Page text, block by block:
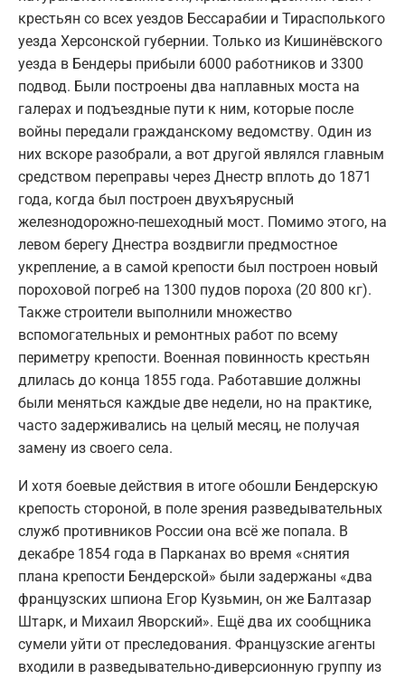
крестьян со всех уездов Бессарабии и Тирасполького
уезда Херсонской губернии. Только из Кишинёвского
уезда в Бендеры прибыли 6000 работников и 3300
подвод. Были построены два наплавных моста на
галерах и подъездные пути к ним, которые после
войны передали гражданскому ведомству. Один из
них вскоре разобрали, а вот другой являлся главным
средством переправы через Днестр вплоть до 1871
года, когда был построен двухъярусный
железнодорожно-пешеходный мост. Помимо этого, на
левом берегу Днестра воздвигли предмостное
укрепление, а в самой крепости был построен новый
пороховой погреб на 1300 пудов пороха (20 800 кг).
Также строители выполнили множество
вспомогательных и ремонтных работ по всему
периметру крепости. Военная повинность крестьян
длилась до конца 1855 года. Работавшие должны
были меняться каждые две недели, но на практике,
часто задерживались на целый месяц, не получая
замену из своего села.
И хотя боевые действия в итоге обошли Бендерскую
крепость стороной, в поле зрения разведывательных
служб противников России она всё же попала. В
декабре 1854 года в Парканах во время «снятия
плана крепости Бендерской» были задержаны «два
французских шпиона Егор Кузьмин, он же Балтазар
Штарк, и Михаил Яворский». Ещё два их сообщника
сумели уйти от преследования. Французские агенты
входили в разведывательно-диверсионную группу из